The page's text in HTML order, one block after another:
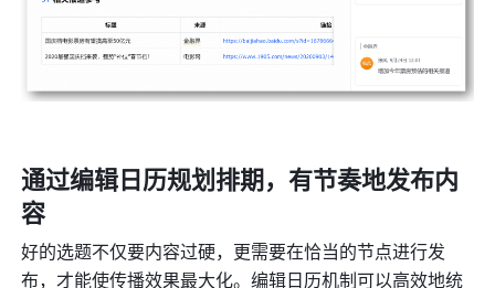
通过编辑日历规划排期，有节奏地发布内
容
好的选题不仅要内容过硬，更需要在恰当的节点进行发
布，才能使传播效果最大化。编辑日历机制可以高效地统